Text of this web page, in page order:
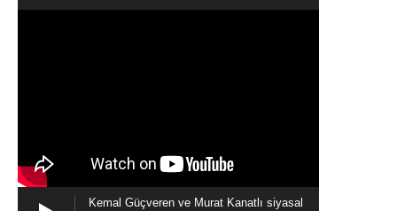
Kemal Güçveren ve Murat Kanatlı siyasal